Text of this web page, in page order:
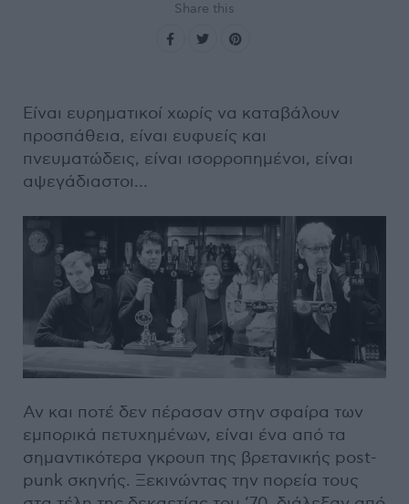
Share this
Είναι ευρηματικοί χωρίς να καταβάλουν
προσπάθεια, είναι ευφυείς και
πνευματώδεις, είναι ισορροπημένοι, είναι
αψεγάδιαστοι…
Αν και ποτέ δεν πέρασαν στην σφαίρα των
εμπορικά πετυχημένων, είναι ένα από τα
σημαντικότερα γκρουπ της βρετανικής post-
punk σκηνής. Ξεκινώντας την πορεία τους